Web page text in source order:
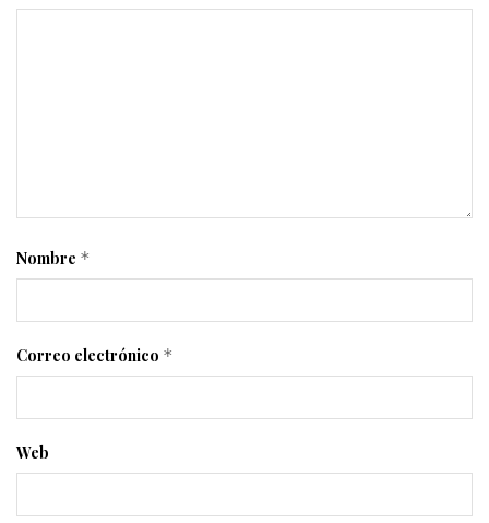
Nombre *
Correo electrónico *
Web